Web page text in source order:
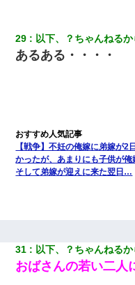
29 以下、？ちゃんねる
あるある・・・・
【戦争】不妊の俺嫁に弟嫁が
かったが、あまりにも子供が
そして弟嫁が迎えに来た翌日…
31 以下、？ちゃんねる
おばさんの若い二人